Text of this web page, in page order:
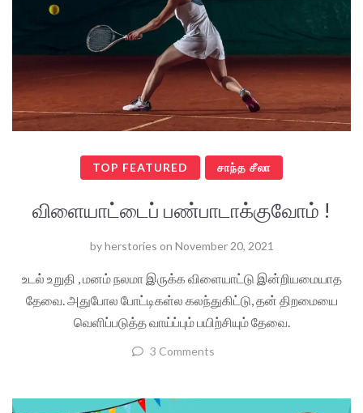
TOP FEATURED சாந்த சீலா
விளையாட்டைப் பண்பாடாக்குவோம் !
byherstories on November 20, 2021
உடல் உறுதி , மனம் நலமா இருக்க விளையாட்டு இன்றியமையாத
தேவை. அதுபோல போட்டிகள்ல கலந்துகிட்டு, தன் திறமையை
வெளிப்படுத்த வாய்ப்பும் பயிற்சியும் தேவை.
3 Comments